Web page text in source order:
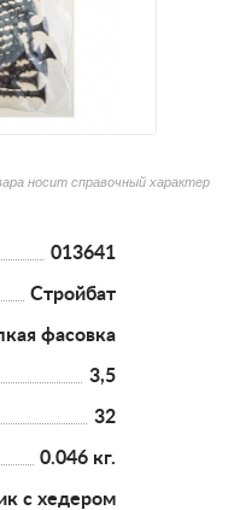
носит справочный характер
013641
Стройбат
фасовка
3,5
32
0.046 кг.
с хедером